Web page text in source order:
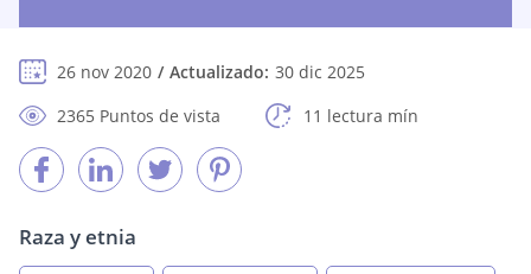
26 nov 2020 Actualizado: 30 dic 2025
2365 Puntos de vista
11 lectura mín
Raza y etnia